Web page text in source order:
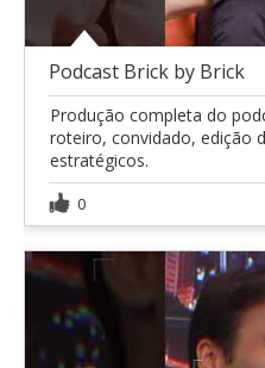
Podcast Brick by Brick
Produção completa do
roteiro, convidado, edição
estratégicos.
0